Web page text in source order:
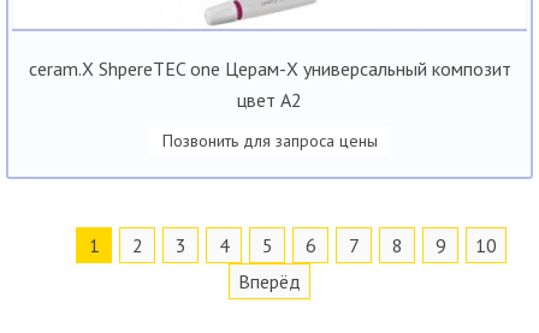
ceram.X ShpereTEC one Церам-Х универсальный композит
цвет А2
Позвонить для запроса цены
1 2 3 4 5 6 7 8 9
10
Вперёд